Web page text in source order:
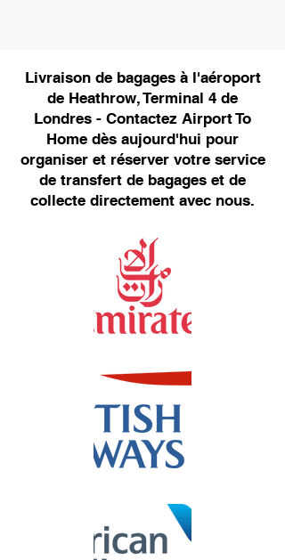
Livraison de bagages à l'aéroport
de Heathrow, Terminal 4 de
Londres - Contactez Airport To
Home dès aujourd'hui pour
organiser et réserver votre service
de transfert de bagages et de
collecte directement avec nous.